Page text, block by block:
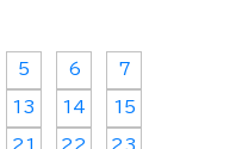
5 6 7
13 14 15
21 22 23